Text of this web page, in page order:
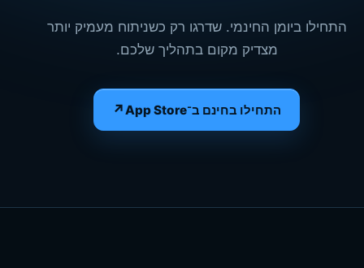
התחילו ביומן החינמי. שדרגו רק כשניתוח מעמיק יותר
מצדיק מקום בתהליך שלכם.
התחילו בחינם ב־App Store ↗